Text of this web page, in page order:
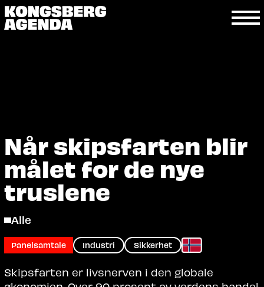
Når skipsfarten blir
målet for de nye
truslene
Alle
Panelsamtale Industri Sikkerhet
Skipsfarten er livsnerven i den globale